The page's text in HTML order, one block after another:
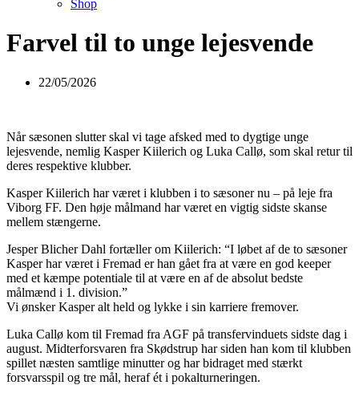
Shop
Farvel til to unge lejesvende
22/05/2026
Når sæsonen slutter skal vi tage afsked med to dygtige unge
lejesvende, nemlig Kasper Kiilerich og Luka Callø, som skal retur til
deres respektive klubber.
Kasper Kiilerich har været i klubben i to sæsoner nu – på leje fra
Viborg FF. Den høje målmand har været en vigtig sidste skanse
mellem stængerne.
Jesper Blicher Dahl fortæller om Kiilerich: “I løbet af de to sæsoner
Kasper har været i Fremad er han gået fra at være en god keeper
med et kæmpe potentiale til at være en af de absolut bedste
målmænd i 1. division.”
Vi ønsker Kasper alt held og lykke i sin karriere fremover.
Luka Callø kom til Fremad fra AGF på transfervinduets sidste dag i
august. Midterforsvaren fra Skødstrup har siden han kom til klubben
spillet næsten samtlige minutter og har bidraget med stærkt
forsvarsspil og tre mål, heraf ét i pokalturneringen.